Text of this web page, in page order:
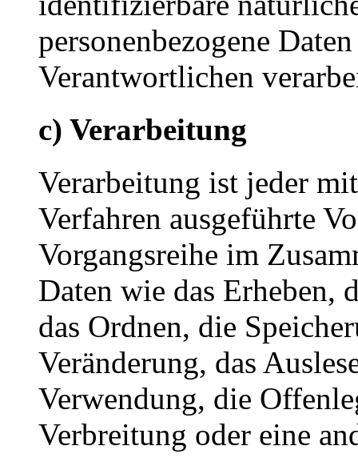
personenbezogene
Verantwortlichen
c) Verarbeitung
Verarbeitung ist jeder
Verfahren ausgeführte
Vorgangsreihe im
Daten wie das Erheben,
das Ordnen, die
Veränderung, das
Verwendung, die
Verbreitung oder eine